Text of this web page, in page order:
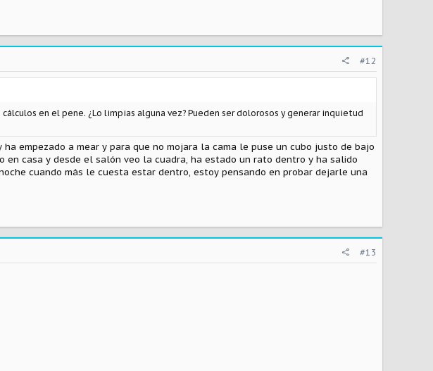
#12
en el pene. ¿Lo limpias alguna vez? Pueden ser dolorosos y generar inquietud
empezado a mear y para que no mojara la cama le puse un cubo justo de bajo
casa y desde el salón veo la cuadra, ha estado un rato dentro y ha salido
cuando más le cuesta estar dentro, estoy pensando en probar dejarle una
#13